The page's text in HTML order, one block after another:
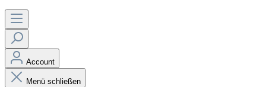
Account
Menü schließen